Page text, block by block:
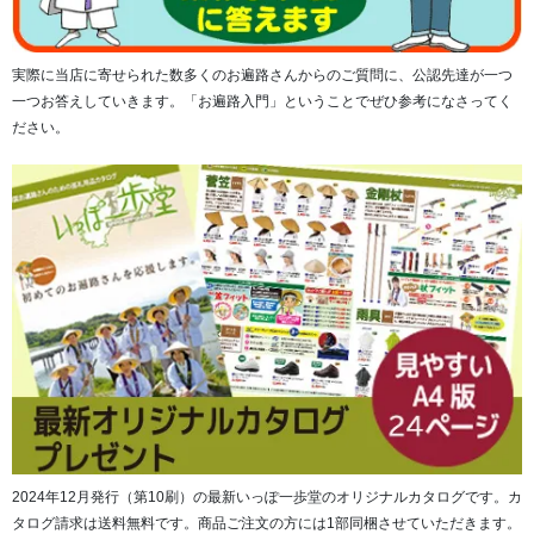
■「ODスペシャル 3」の特徴
１）フィッティング強化とウィズ対応の拡大(Eウィズの追
加)
フィッティングを特に強化。足型の変化に対応し、Eウィズ
を追加。
実際に当店に寄せられた数多くのお遍路さんからのご質問に、公認先達が一つ
一つお答えしていきます。「お遍路入門」ということでぜひ参考になさってく
ださい。
2024年12月発行（第10刷）の最新いっぽ一歩堂のオリジナルカタログです。カ
タログ請求は送料無料です。商品ご注文の方には1部同梱させていただきます。